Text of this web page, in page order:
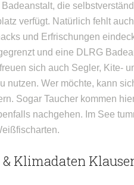
die
verfügt. Natürlich fehlt
und Erfrischungen
und eine DLRG
sich auch Segler, Kite-
nutzen. Wer möchte, kann
Sogar Taucher kommen
nachgehen. Im See
Klimadaten